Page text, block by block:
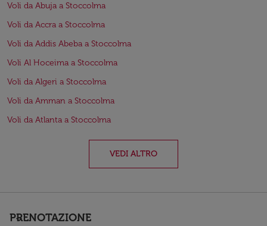
Voli da Abuja a Stoccolma
Voli da Accra a Stoccolma
Voli da Addis Abeba a Stoccolma
Voli Al Hoceima a Stoccolma
Voli da Algeri a Stoccolma
Voli da Amman a Stoccolma
Voli da Atlanta a Stoccolma
VEDI ALTRO
PRENOTAZIONE
keyboard_arrow_down